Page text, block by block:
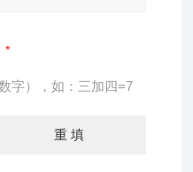
字），如：三加四=7